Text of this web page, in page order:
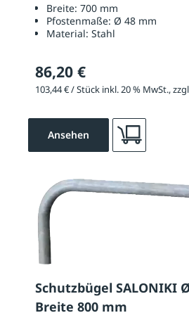
Breite: 700 mm
Pfostenmaße: Ø 48 mm
Material: Stahl
86,20 €
103,44 € / Stück inkl. 20 % MwSt.,
Ansehen
Schutzbügel SALONIKI
Breite 800 mm